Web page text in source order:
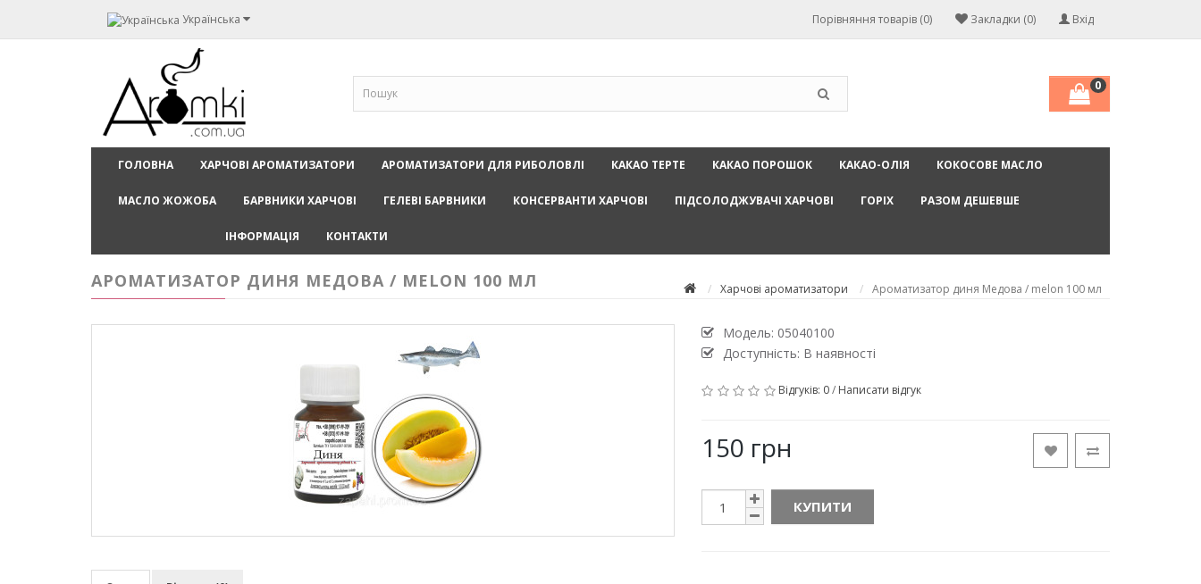
Українська Вхід
Закладки (0)
Порівняння товарів (0)
0
ГОЛОВНА ХАРЧОВІ АРОМАТИЗАТОРИ АРОМАТИЗАТОРИ ДЛЯ РИБОЛОВЛІ КАКАО ТЕРТЕ КАКАО ПОРОШОК КАКАО-ОЛІЯ КОКОСОВЕ МАСЛО
МАСЛО ЖОЖОБА БАРВНИКИ ХАРЧОВІ ГЕЛЕВІ БАРВНИКИ КОНСЕРВАНТИ ХАРЧОВІ ПІДСОЛОДЖУВАЧІ ХАРЧОВІ ГОРІХ РАЗОМ ДЕШЕВШЕ
ІНФОРМАЦІЯ КОНТАКТИ
Харчові ароматизатори Ароматизатор диня Медова / melon 100 мл
АРОМАТИЗАТОР ДИНЯ МЕДОВА / MELON 100 МЛ
Модель: 05040100
Доступність: В наявності
Відгуків: 0/ Написати відгук
150 грн
КУПИТИ